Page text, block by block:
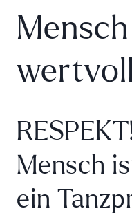
wertvoll
Mensch
ein